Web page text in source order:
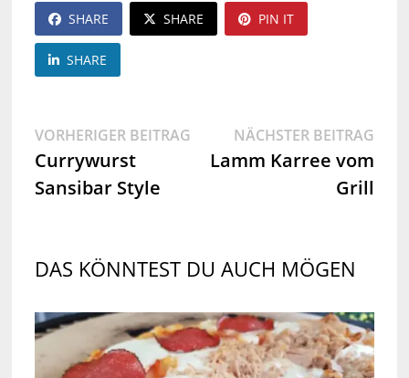
SHARE SHARE PIN IT
SHARE
Beitragsnavigation
VORHERIGER BEITRAGVorheriger
Beitrag:
Currywurst
Sansibar Style
NÄCHSTER BEITRAG
Lamm Karree vom
Grill
DAS KÖNNTEST DU AUCH MÖGEN